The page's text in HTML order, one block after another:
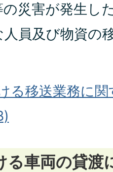
災害が発生し
員及び物資の
る移送業務に
る車両の貸渡